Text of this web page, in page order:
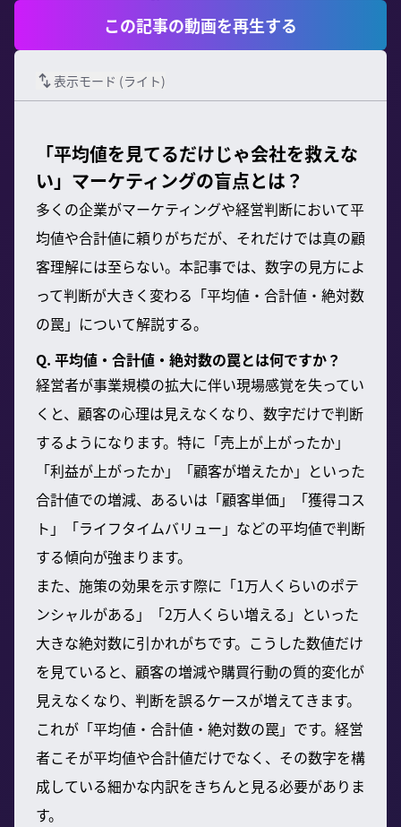
この記事の動画を再生する
表示モード (ライト)
「平均値を見てるだけじゃ会社を救えな
い」マーケティングの盲点とは？
多くの企業がマーケティングや経営判断において平
均値や合計値に頼りがちだが、それだけでは真の顧
客理解には至らない。本記事では、数字の見方によ
って判断が大きく変わる「平均値・合計値・絶対数
の罠」について解説する。
Q. 平均値・合計値・絶対数の罠とは何ですか？
経営者が事業規模の拡大に伴い現場感覚を失ってい
くと、顧客の心理は見えなくなり、数字だけで判断
するようになります。特に「売上が上がったか」
「利益が上がったか」「顧客が増えたか」といった
合計値での増減、あるいは「顧客単価」「獲得コス
ト」「ライフタイムバリュー」などの平均値で判断
する傾向が強まります。
また、施策の効果を示す際に「1万人くらいのポテ
ンシャルがある」「2万人くらい増える」といった
大きな絶対数に引かれがちです。こうした数値だけ
を見ていると、顧客の増減や購買行動の質的変化が
見えなくなり、判断を誤るケースが増えてきます。
これが「平均値・合計値・絶対数の罠」です。経営
者こそが平均値や合計値だけでなく、その数字を構
成している細かな内訳をきちんと見る必要がありま
す。